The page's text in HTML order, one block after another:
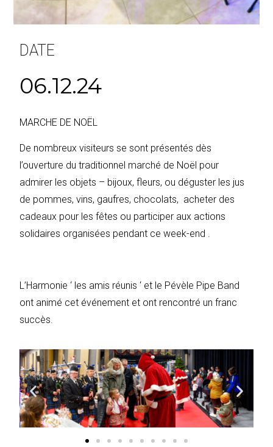
DATE
06.12.24
MARCHE DE NOËL
De nombreux visiteurs se sont présentés dès
l’ouverture du traditionnel marché de Noël pour
admirer les objets – bijoux, fleurs, ou déguster les jus
de pommes, vins, gaufres, chocolats, acheter des
cadeaux pour les fêtes ou participer aux actions
solidaires organisées pendant ce week-end .
L’Harmonie ‘ les amis réunis ‘ et le Pévèle Pipe Band
ont animé cet événement et ont rencontré un franc
succès.